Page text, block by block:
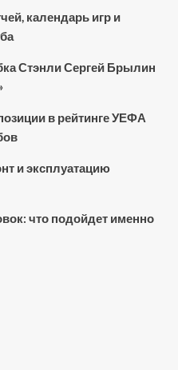
календарь игр и
Стэнли Сергей Брылин
в рейтинге УЕФА
и эксплуатацию
что подойдет именно